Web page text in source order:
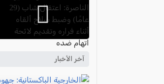
آخر الأخبار